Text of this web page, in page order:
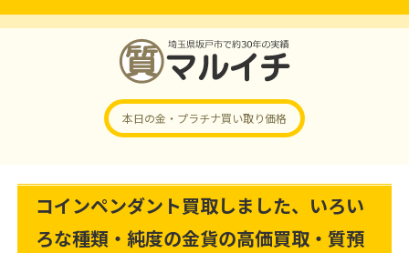
本日の金・プラチナ買い取り価格
コインペンダント買取しました、いろい
ろな種類・純度の金貨の高価買取・質預